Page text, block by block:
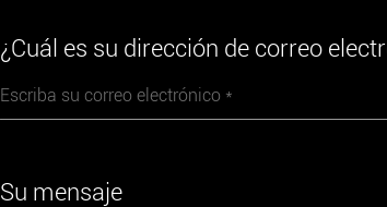
¿Cuál es su dirección de correo
Su mensaje